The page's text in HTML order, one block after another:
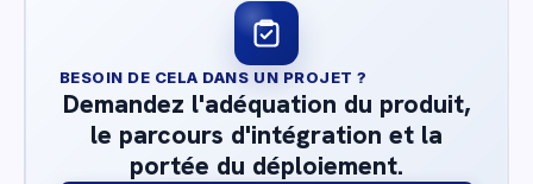
BESOIN DE CELA DANS UN PROJET ?
Demandez l'adéquation du produit,
le parcours d'intégration et la
portée du déploiement.